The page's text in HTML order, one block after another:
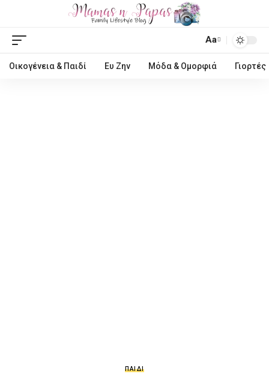
Aa
Οικογένεια & Παιδί Ευ Ζην Μόδα & Ομορφιά Γιορτές
ΠΑΙΔΊ